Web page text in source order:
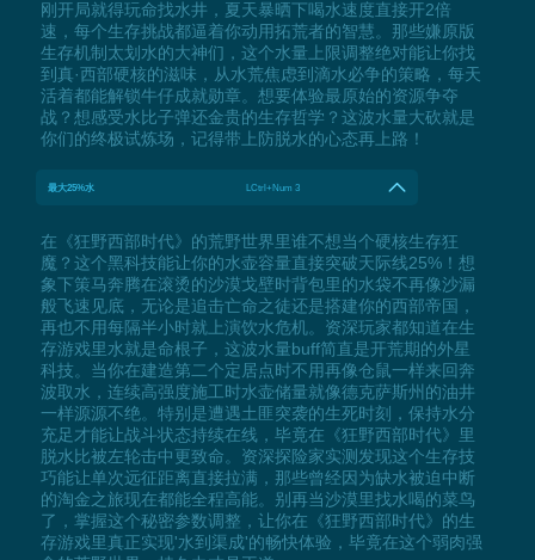
刚开局就得玩命找水井，夏天暴晒下喝水速度直接开2倍
速，每个生存挑战都逼着你动用拓荒者的智慧。那些嫌原版
生存机制太划水的大神们，这个水量上限调整绝对能让你找
到真·西部硬核的滋味，从水荒焦虑到滴水必争的策略，每天
活着都能解锁牛仔成就勋章。想要体验最原始的资源争夺
战？想感受水比子弹还金贵的生存哲学？这波水量大砍就是
你们的终极试炼场，记得带上防脱水的心态再上路！
最大25%水 LCtrl+Num 3
在《狂野西部时代》的荒野世界里谁不想当个硬核生存狂
魔？这个黑科技能让你的水壶容量直接突破天际线25%！想
象下策马奔腾在滚烫的沙漠戈壁时背包里的水袋不再像沙漏
般飞速见底，无论是追击亡命之徒还是搭建你的西部帝国，
再也不用每隔半小时就上演饮水危机。资深玩家都知道在生
存游戏里水就是命根子，这波水量buff简直是开荒期的外星
科技。当你在建造第二个定居点时不用再像仓鼠一样来回奔
波取水，连续高强度施工时水壶储量就像德克萨斯州的油井
一样源源不绝。特别是遭遇土匪突袭的生死时刻，保持水分
充足才能让战斗状态持续在线，毕竟在《狂野西部时代》里
脱水比被左轮击中更致命。资深探险家实测发现这个生存技
巧能让单次远征距离直接拉满，那些曾经因为缺水被迫中断
的淘金之旅现在都能全程高能。别再当沙漠里找水喝的菜鸟
了，掌握这个秘密参数调整，让你在《狂野西部时代》的生
存游戏里真正实现'水到渠成'的畅快体验，毕竟在这个弱肉强